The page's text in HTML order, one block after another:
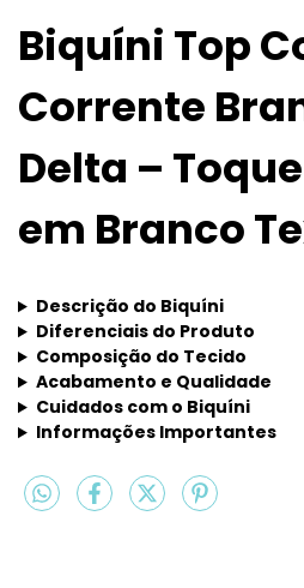
Biquíni Top
Corrente
Delta –
em Branco
Descrição do Biquíni
Diferenciais do Produto
Composição do Tecido
Acabamento e Qualidade
Cuidados com o Biquíni
Informações Importantes